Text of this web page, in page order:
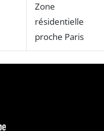
Zone
résidentielle
proche Paris